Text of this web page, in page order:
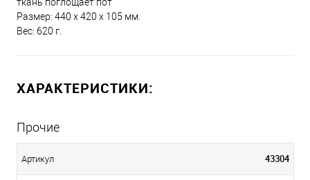
ткань поглощает пот
Размер: 440 х 420 x 105 мм.
Вес: 620 г.
ХАРАКТЕРИСТИКИ:
Прочие
Артикул 43304